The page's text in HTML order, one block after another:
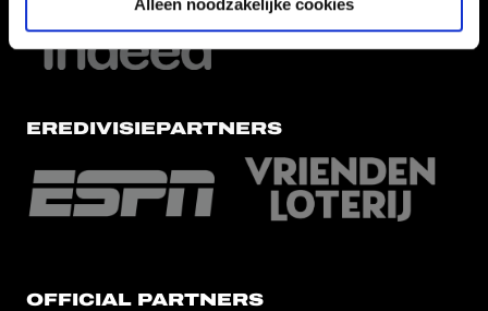
EREDIVISIEPARTNERS
OFFICIAL PARTNERS